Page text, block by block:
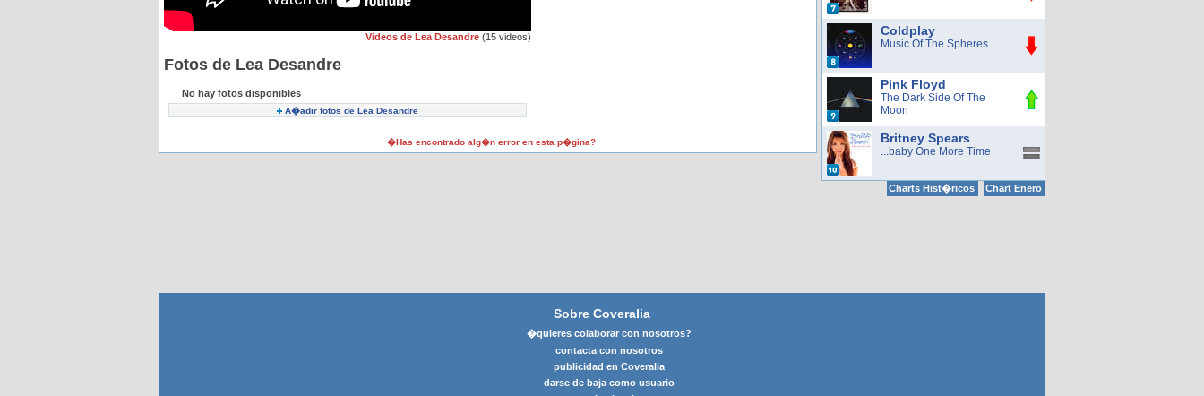
Videos de Lea Desandre (15 videos)
Fotos de Lea Desandre
No hay fotos disponibles
A�adir fotos de Lea Desandre
�Has encontrado alg�n error en esta p�gina?
Coldplay
Music Of The Spheres
Pink Floyd
The Dark Side Of The
Moon
Britney Spears
...baby One More Time
Charts Hist�ricos Chart Enero
Sobre Coveralia
�quieres colaborar con nosotros?
contacta con nosotros
publicidad en Coveralia
darse de baja como usuario